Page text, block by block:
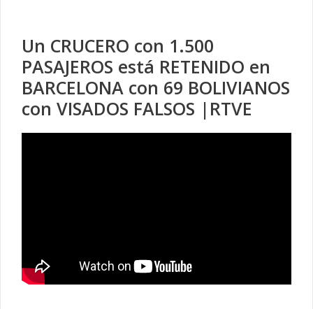
Un CRUCERO con 1.500
PASAJEROS está RETENIDO en
BARCELONA con 69 BOLIVIANOS
con VISADOS FALSOS |RTVE